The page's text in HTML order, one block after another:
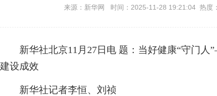
来源：新华网 时间：2025-11-28 19:21:04 热度
新华社北京11月27日电 题：当好健康“守门
建设成效
新华社记者李恒、刘祯